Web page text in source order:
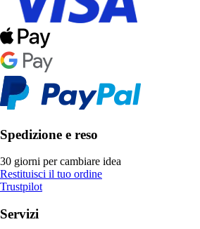
Spedizione e reso
30 giorni per cambiare idea
Restituisci il tuo ordine
Trustpilot
Servizi